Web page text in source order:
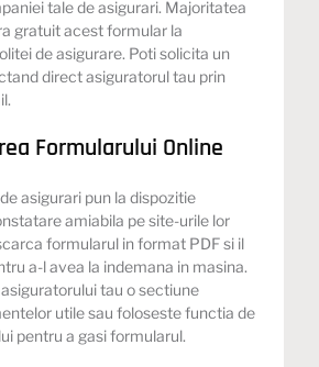
tale de asigurari. Majoritatea
gratuit acest formular la
de asigurare. Poti solicita un
direct asiguratorul tau prin
Formularului Online
asigurari pun la dispozitie
amiabila pe site-urile lor
formularul in format PDF si il
a-l avea la indemana in masina.
tau o sectiune
utile sau foloseste functia de
pentru a gasi formularul.